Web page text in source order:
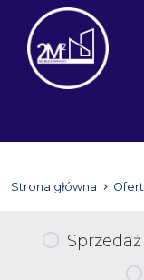
Strona główna
Sprzedaż